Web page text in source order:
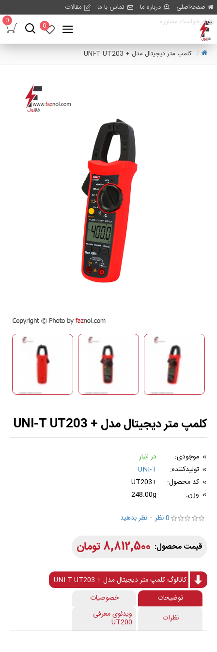
صفحه‌اصلی درباره ما تماس با ما
مقالات
درخواست مشاوره
0
0
کلمپ متر دیجیتال مدل + UNI-T UT203
کلمپ متر دیجیتال مدل + UNI-T UT203
موجودی:
در انبار
تولیدکننده:
UNI-T
کد محصول:
+UT203
وزن:
248.00g
0 نظر
- نظر بدهید
8,812,500 تومان
کاتالوگ کلمپ متر دیجیتال مدل + UNI-T UT203
توضیحات
خصوصیات
نظرات
ویدئوی معرفی
UT200